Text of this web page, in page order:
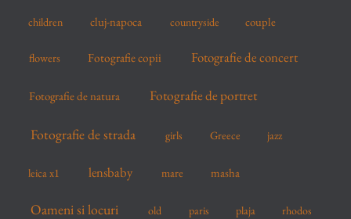
children cluj-napoca countryside couple
flowers Fotografie copii Fotografie de concert
Fotografie de natura Fotografie de portret
Fotografie de strada girls Greece jazz
leica x1 lensbaby mare masha
Oameni si locuri old paris plaja rhodos